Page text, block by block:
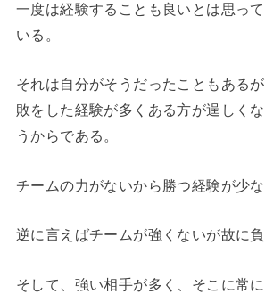
一度は経験することも良いとは思っ
いる。
それは自分がそうだったこともある
敗をした経験が多くある方が逞しく
うからである。
チームの力がないから勝つ経験が少な
逆に言えばチームが強くないが故に負
そして、強い相手が多く、そこに常